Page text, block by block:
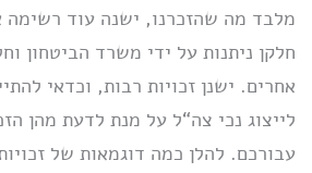
מלבד מה שהזכרנו, ישנה עוד רשימה
חלקן ניתנות על ידי משרד הביטחון
אחרים. ישנן זכויות רבות, וכדאי
לייצוג נכי צה“ל על מנת לדעת מהן
עבורכם. להלן כמה דוגמאות של